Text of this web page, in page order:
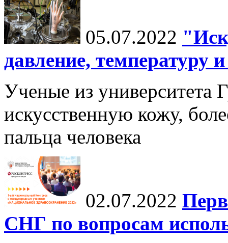
05.07.2022
давление, температуру
Ученые из университета
искусственную кожу,
пальца человека
02.07.2022
СНГ по вопросам